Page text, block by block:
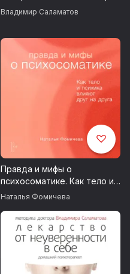
Владимир Саламатов
Правда и мифы о
психосоматике. Как тело и
психика влияют друг на
Наталья Фомичева